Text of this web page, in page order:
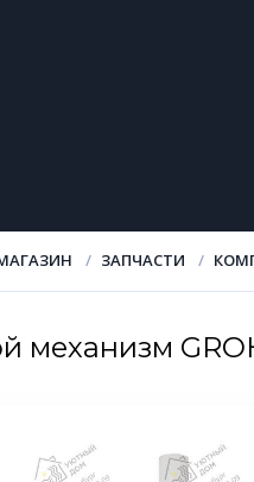
ЗАПЧАСТИ
механизм